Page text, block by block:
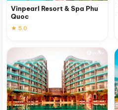
Vinpearl Resort & Spa Phu
Quoc
★ 5.0